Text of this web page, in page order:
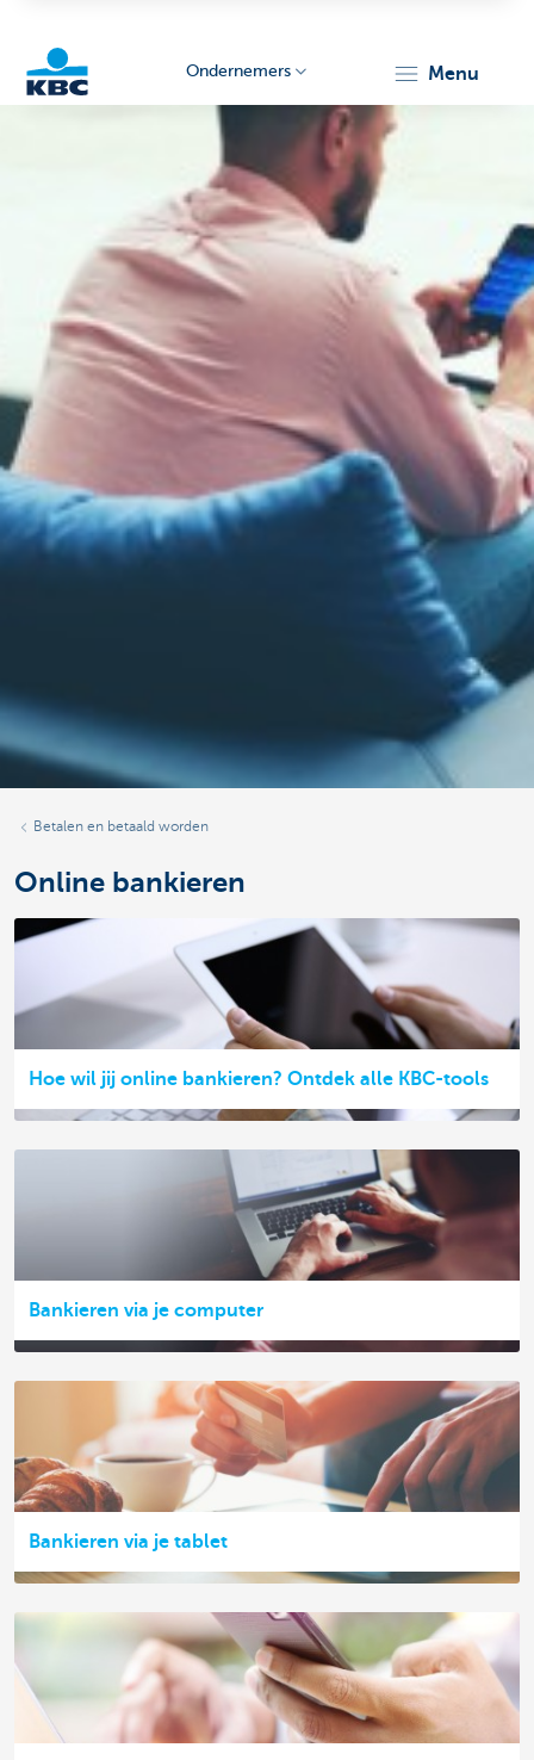
Ondernemers
Ondernemers menu
Betalen en betaald worden
Online bankieren
Hoe wil jij online bankieren? Ontdek alle KBC-tools
Bankieren via je computer
Bankieren via je tablet